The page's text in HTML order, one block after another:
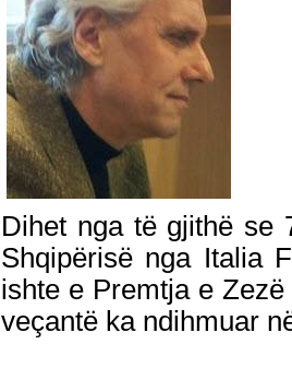
Dihet nga të gjithë se
Shqipërisë nga Italia
ishte e Premtja e
veçantë ka ndihmuar